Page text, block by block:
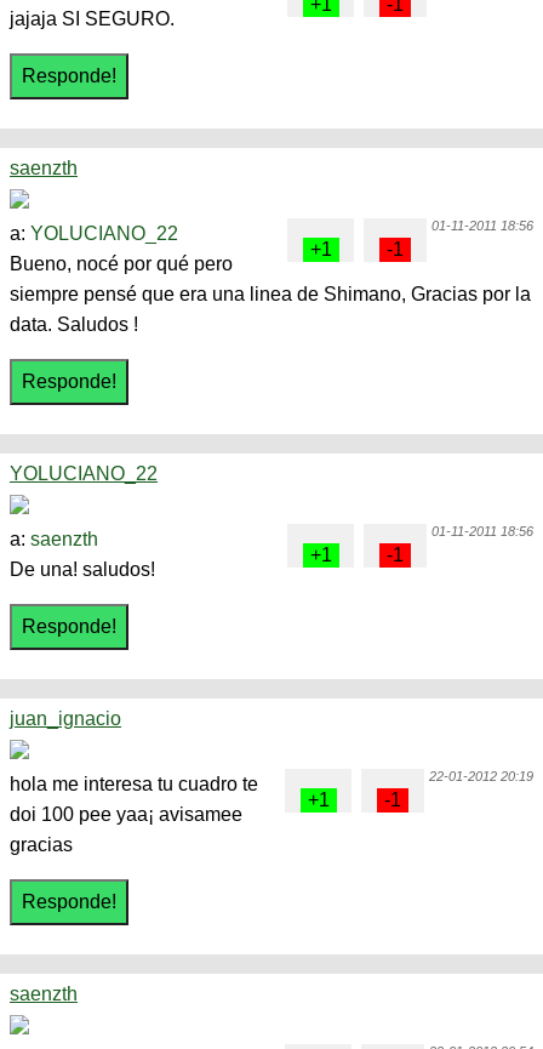
jajaja SI SEGURO.
saenzth
01-11-2011 18:56
a: YOLUCIANO_22
Bueno, nocé por qué pero
siempre pensé que era una linea de Shimano, Gracias por la
data. Saludos !
YOLUCIANO_22
01-11-2011 18:56
a: saenzth
De una! saludos!
juan_ignacio
22-01-2012 20:19
hola me interesa tu cuadro te
doi 100 pee yaa¡ avisamee
gracias
saenzth